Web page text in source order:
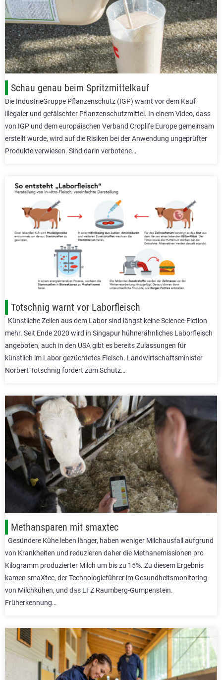
Schau genau beim Spritzmittelkauf
Die IndustrieGruppe Pflanzenschutz (IGP) warnt vor dem Kauf
illegaler und gefälschter Pflanzenschutzmittel. In einem Video, dass
von IGP und dem europäischen Verband Croplife Europe gemeinsam
erstellt wurde, wird auf die Risiken bei der Anwendung ungeprüfter
Produkte verwiesen. Sind darin verbotene…
Totschnig warnt vor Laborfleisch
Künstliche Zellen aus dem Labor sind längst keine Science-Fiction
mehr. Seit Ende 2020 wird in Singapur hühnerähnliches Laborfleisch
angeboten, auch in den USA gibt es bereits Zulassungen für
künstlich im Labor gezüchtetes Fleisch. Landwirtschaftsminister
Norbert Totschnig fordert zum Schutz…
Methansparen mit smaxtec
Gesündere Kühe leben länger, haben weniger Milchausfall aufgrund
von Krankheiten und reduzieren daher die Methanemissionen pro
Kilogramm produzierter Milch um bis zu 15%. Zu diesem Ergebnis
kamen smaXtec, der Technologieführer im Gesundheitsmonitoring
von Milchkühen, und das LFZ Raumberg-Gumpenstein.
Früherkennung…